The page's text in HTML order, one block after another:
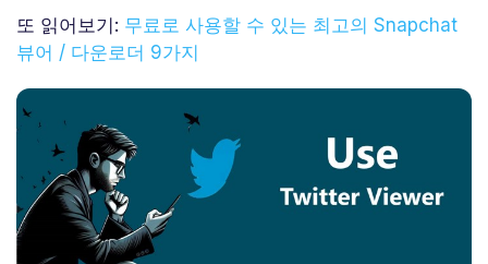
또 읽어보기: 무료로 사용할 수 있는 최고의 Snapchat
뷰어 / 다운로더 9가지